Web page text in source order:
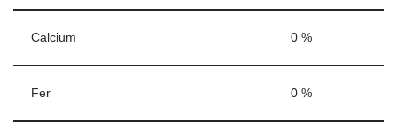
Calcium 0 %
Fer 0 %